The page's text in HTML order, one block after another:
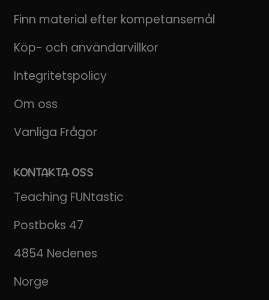
Finn material efter kompetansemål
Köp- och användarvillkor
Integritetspolicy
Om oss
Vanliga Frågor
KONTAKTA OSS
Teaching FUNtastic
Postboks 47
4854 Nedenes
Norge